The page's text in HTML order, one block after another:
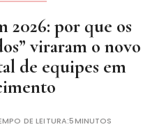
2026: por que os
viraram o novo
de equipes em
DE LEITURA:5MINUTOS